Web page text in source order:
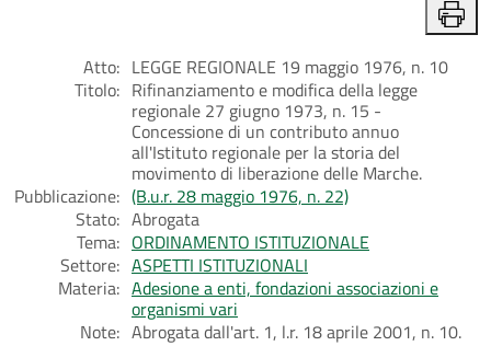
Atto: LEGGE REGIONALE 19 maggio 1976, n. 10
Titolo: Rifinanziamento e modifica della legge
regionale 27 giugno 1973, n. 15 -
Concessione di un contributo annuo
all'Istituto regionale per la storia del
movimento di liberazione delle Marche.
Pubblicazione: (B.u.r. 28 maggio 1976, n. 22)
Stato: Abrogata
Tema: ORDINAMENTO ISTITUZIONALE
Settore: ASPETTI ISTITUZIONALI
Materia: Adesione a enti, fondazioni associazioni e
organismi vari
Note: Abrogata dall'art. 1, l.r. 18 aprile 2001, n. 10.